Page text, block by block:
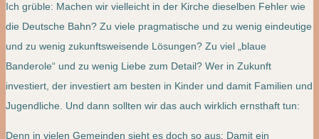
Ich grüble: Machen wir vielleicht in der Kirche dieselben Fehler wie
die Deutsche Bahn? Zu viele pragmatische und zu wenig eindeutige
und zu wenig zukunftsweisende Lösungen? Zu viel „blaue
Banderole“ und zu wenig Liebe zum Detail? Wer in Zukunft
investiert, der investiert am besten in Kinder und damit Familien und
Jugendliche. Und dann sollten wir das auch wirklich ernsthaft tun:
Denn in vielen Gemeinden sieht es doch so aus: Damit ein